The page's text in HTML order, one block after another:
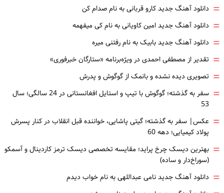
= دانلود آهنگ جدید کارو قربانی به نام صدام کن
= دانلود آهنگ جدید امین کاویانی به نام کی میفهمه
= دانلود آهنگ جدید بابیک به نام رفتنی میره
= تقدیر از مصطفی احمدی در ویژه‌برنامه «ستارگان خبرفوری»
= تصویری دیده نشده و بانمک از گوگوش و پدرش
=
سفر به گذشته؛ گوگوش با تیپ و استایل افغانستانی در 24 سالگی؛ سال
53
= عکس| سفر به گذشته؛ گیتی پاشایی، خواننده قبل انقلاب در کنار پسرش
پولاد کیمیایی؛ دهه 60
= بهترین دیسک چرخ پراید؛ مقایسه تخصصی دیسک ترمز کاردینال و آسمکو
(سوراخ‌دار و ساده)
= دانلود آهنگ جدید نامی عبداللهی به نام خواب دیدم